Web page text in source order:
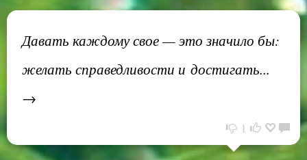
Давать каждому свое — это значило бы:
желать справедливости и достигать...
→
1